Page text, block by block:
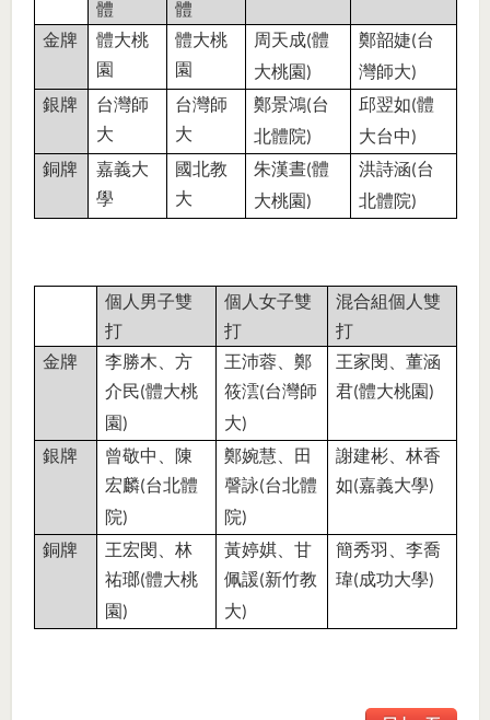
體
體
金牌
體大桃
園
體大桃
園
周天成(體
大桃園 )
鄭韶婕(台
灣師大)
銀牌
台灣師
大
台灣師
大
鄭景鴻(台
北體院)
邱翌如(體
大台中)
銅牌
嘉義大
學
國北教
大
朱漢晝(體
大桃園 )
洪詩涵(台
北體院)
個人男子雙
打
個人女子雙
打
混合組個人雙
打
金牌
李勝木 、方
介民(體大桃
園 )
王沛蓉 、鄭
筱澐(台灣師
大)
王家閔 、董涵
君(體大桃園 )
銀牌 曾敬中
陳
宏麟(台北體
院)
鄭婉慧
田
謦詠(台北體
院)
謝建彬 、林香
如(嘉義大學)
銅牌 王宏閔 、林
祐瑯(體大桃
園 )
黃婷娸 、甘
佩諼(新竹教
大)
簡秀羽 、李喬
瑋(成功大學)